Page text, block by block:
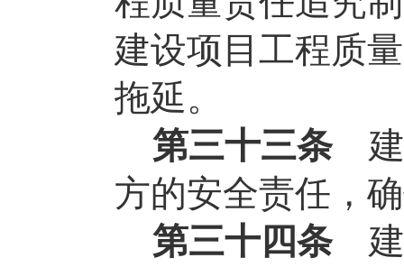
建设项目工程质
拖延。
第三十三条
方的安全责任，
第三十四条